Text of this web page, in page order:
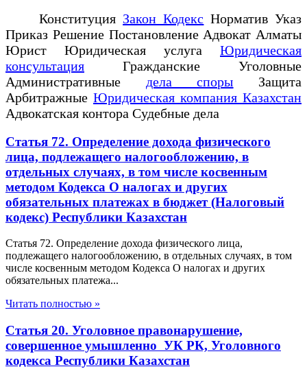
Конституция Закон Кодекс Норматив Указ
Приказ Решение Постановление Адвокат Алматы
Юрист Юридическая услуга Юридическая
консультация Гражданские Уголовные
Административные дела споры Защита
Арбитражные Юридическая компания Казахстан
Адвокатская контора Судебные дела
Статья 72. Определение дохода физического
лица, подлежащего налогообложению, в
отдельных случаях, в том числе косвенным
методом Кодекса О налогах и других
обязательных платежах в бюджет (Налоговый
кодекс) Республики Казахстан
Статья 72. Определение дохода физического лица,
подлежащего налогообложению, в отдельных случаях, в том
числе косвенным методом Кодекса О налогах и других
обязательных платежа...
Читать полностью »
Статья 20. Уголовное правонарушение,
совершенное умышленно УК РК, Уголовного
кодекса Республики Казахстан